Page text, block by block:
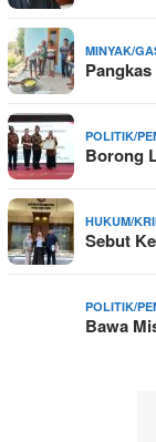
MINYAK/
POLITIK/
Borong
HUKUM/
Sebut
POLITIK/
Bawa